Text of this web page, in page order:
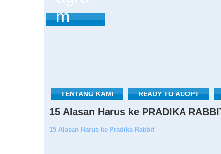
TENTANG KAMI READY TO ADOPT
15 Alasan Harus ke PRADIKA
15 Alasan Harus ke Pradika Rabbit